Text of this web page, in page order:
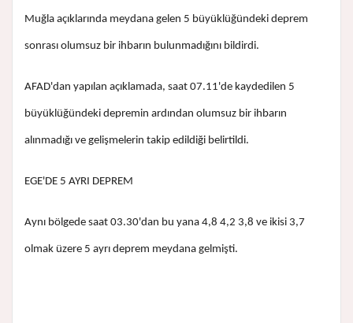
Muğla açıklarında meydana gelen 5 büyüklüğündeki deprem
sonrası olumsuz bir ihbarın bulunmadığını bildirdi.
AFAD'dan yapılan açıklamada, saat 07.11'de kaydedilen 5
büyüklüğündeki depremin ardından olumsuz bir ihbarın
alınmadığı ve gelişmelerin takip edildiği belirtildi.
EGE'DE 5 AYRI DEPREM
Aynı bölgede saat 03.30'dan bu yana 4,8 4,2 3,8 ve ikisi 3,7
olmak üzere 5 ayrı deprem meydana gelmişti.